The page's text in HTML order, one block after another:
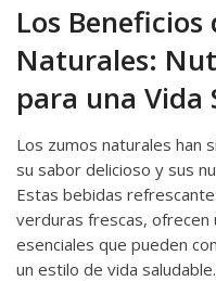
Los Beneficios
Naturales:
para una Vida
Los zumos naturales han
su sabor delicioso y sus
Estas bebidas
verduras frescas, ofrecen
esenciales que pueden
un estilo de vida